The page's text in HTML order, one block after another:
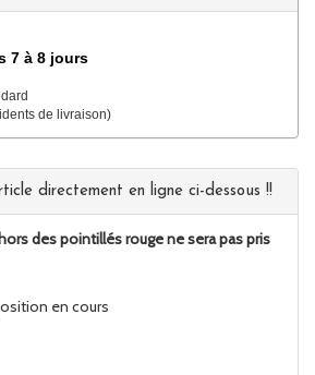
7 à 8 jours
de livraison)
directement en ligne ci-dessous !!
des pointillés rouge ne sera pas pris
en cours